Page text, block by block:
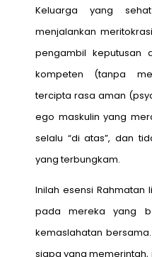
Keluarga yang
menjalankan
pengambil keputusan
kompeten (tanpa
tercipta rasa aman
ego maskulin yang
selalu “di atas”, dan
yang terbungkam.
Inilah esensi Rahmatan
pada mereka yang
kemaslahatan
siapa yang